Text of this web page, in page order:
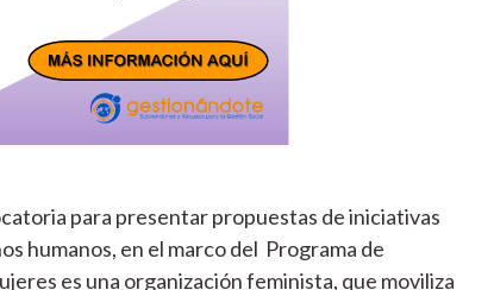
para presentar propuestas de iniciativas
humanos, en el marco del Programa de
es una organización feminista, que moviliza